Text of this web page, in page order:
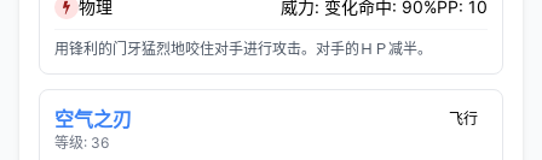
物理 威力: 变化命中: 90%PP: 10
用锋利的门牙猛烈地咬住对手进行攻击。对手的ＨＰ减半。
空气之刃
等级: 36
飞行